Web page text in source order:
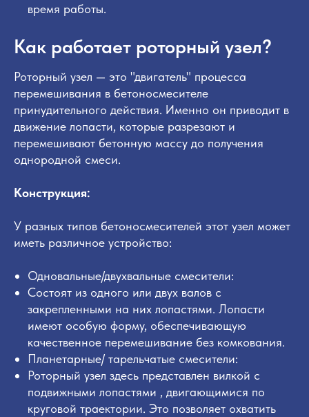
время работы.
Как работает роторный узел?
Роторный узел — это "двигатель" процесса
перемешивания в бетоносмесителе
принудительного действия. Именно он приводит в
движение лопасти, которые разрезают и
перемешивают бетонную массу до получения
однородной смеси.
Конструкция:
У разных типов бетоносмесителей этот узел может
иметь различное устройство:
Одновальные/двухвальные смесители:
Состоят из одного или двух валов с
закрепленными на них лопастями. Лопасти
имеют особую форму, обеспечивающую
качественное перемешивание без комкования.
Планетарные/ тарельчатые смесители:
Роторный узел здесь представлен вилкой с
подвижными лопастями , двигающимися по
круговой траектории. Это позволяет охватить